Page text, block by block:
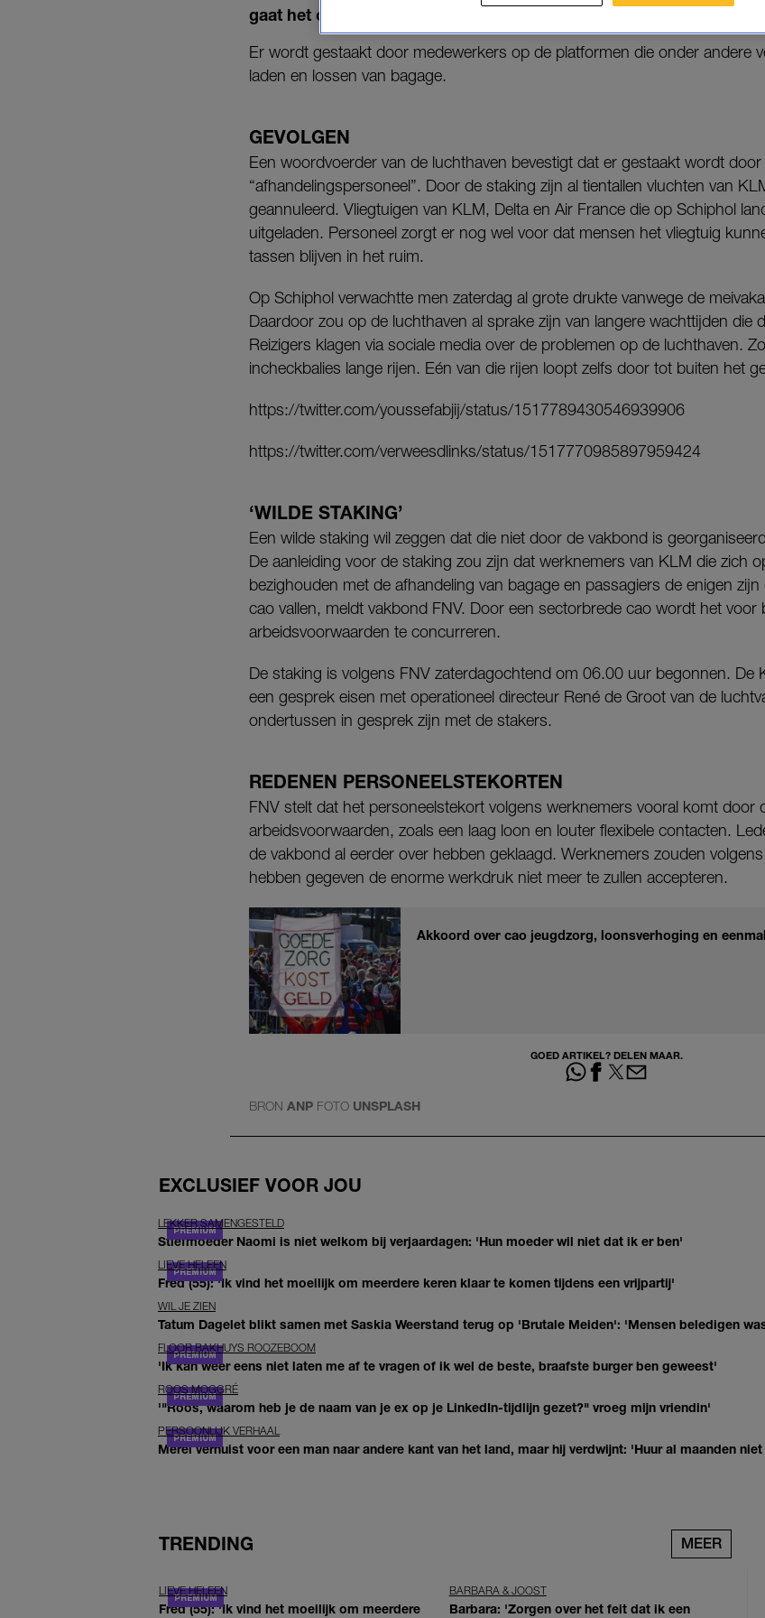
gaat het om een ‘wilde staking’.
Er wordt gestaakt door medewerkers op de platformen die onder andere
laden en lossen van bagage.
GEVOLGEN
Een woordvoerder van de luchthaven bevestigt dat er gestaakt wordt door
“afhandelingspersoneel”. Door de staking zijn al tientallen vluchten van
geannuleerd. Vliegtuigen van KLM, Delta en Air France die op Schiphol
uitgeladen. Personeel zorgt er nog wel voor dat mensen het vliegtuig
tassen blijven in het ruim.
Op Schiphol verwachtte men zaterdag al grote drukte vanwege de
Daardoor zou op de luchthaven al sprake zijn van langere wachttijden die
Reizigers klagen via sociale media over de problemen op de luchthaven.
incheckbalies lange rijen. Eén van die rijen loopt zelfs door tot buiten het
https://twitter.com/youssefabjij/status/1517789430546939906
https://twitter.com/verweesdlinks/status/1517770985897959424
‘WILDE STAKING’
Een wilde staking wil zeggen dat die niet door de vakbond is
De aanleiding voor de staking zou zijn dat werknemers van KLM die zich
bezighouden met de afhandeling van bagage en passagiers de enigen
cao vallen, meldt vakbond FNV. Door een sectorbrede cao wordt het
arbeidsvoorwaarden te concurreren.
De staking is volgens FNV zaterdagochtend om 06.00 uur begonnen. De
een gesprek eisen met operationeel directeur René de Groot van de
ondertussen in gesprek zijn met de stakers.
REDENEN PERSONEELSTEKORTEN
FNV stelt dat het personeelstekort volgens werknemers vooral komt door
arbeidsvoorwaarden, zoals een laag loon en louter flexibele contacten.
de vakbond al eerder over hebben geklaagd. Werknemers zouden
hebben gegeven de enorme werkdruk niet meer te zullen accepteren.
Akkoord over cao jeugdzorg, loonsverhoging en
GOED ARTIKEL? DELEN MAAR.
BRON ANP FOTO UNSPLASH
EXCLUSIEF VOOR JOU
LEKKER SAMENGESTELD
Stiefmoeder Naomi is niet welkom bij verjaardagen: 'Hun moeder wil niet dat ik er ben'
LIEVE HELEEN
Fred (55): 'Ik vind het moeilijk om meerdere keren klaar te komen tijdens een vrijpartij'
WIL JE ZIEN
Tatum Dagelet blikt samen met Saskia Weerstand terug op 'Brutale Meiden': 'Mensen beledigen
FLOOR BAKHUYS ROOZEBOOM
'Ik kan weer eens niet laten me af te vragen of ik wel de beste, braafste burger ben geweest'
ROOS MOGGRÉ
'"Roos, waarom heb je de naam van je ex op je LinkedIn-tijdlijn gezet?" vroeg mijn vriendin'
PERSOONLIJK VERHAAL
Merel verhuist voor een man naar andere kant van het land, maar hij verdwijnt: 'Huur al maanden
TRENDING MEER
LIEVE HELEEN
Fred (55): 'Ik vind het moeilijk om meerdere
BARBARA & JOOST
Barbara: 'Zorgen over het feit dat ik een